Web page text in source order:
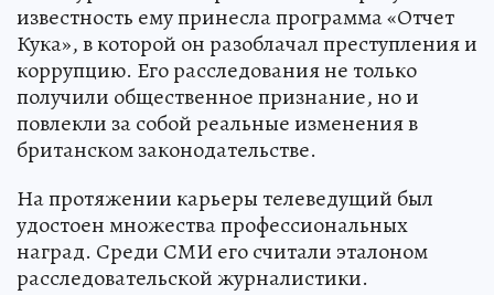
известность ему принесла программа «Отчет
Кука», в которой он разоблачал преступления и
коррупцию. Его расследования не только
получили общественное признание, но и
повлекли за собой реальные изменения в
британском законодательстве.
На протяжении карьеры телеведущий был
удостоен множества профессиональных
наград. Среди СМИ его считали эталоном
расследовательской журналистики.